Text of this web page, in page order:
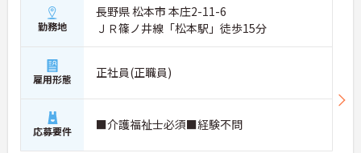
勤務地
長野県 松本市 本庄2-11-6
ＪＲ篠ノ井線「松本駅」徒歩15分
雇用形態 正社員(正職員)
応募要件 ■介護福祉士必須■経験不問